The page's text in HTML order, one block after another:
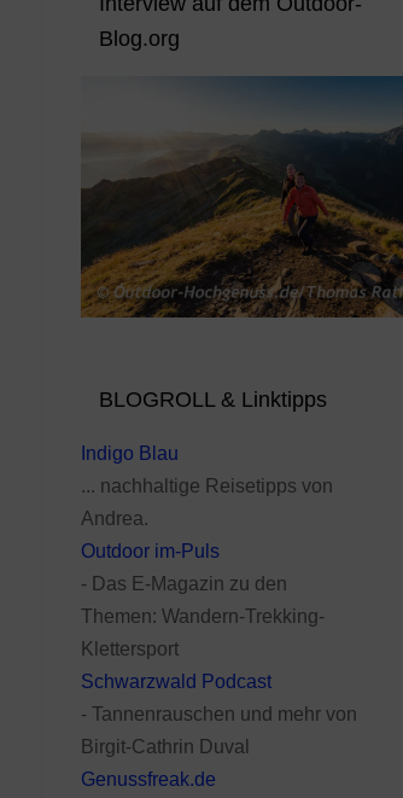
Blog.org
BLOGROLL & Linktipps
Indigo Blau
... nachhaltige Reisetipps von
Andrea.
Outdoor im-Puls
- Das E-Magazin zu den
Themen: Wandern-Trekking-
Klettersport
Schwarzwald Podcast
- Tannenrauschen und mehr von
Birgit-Cathrin Duval
Genussfreak.de